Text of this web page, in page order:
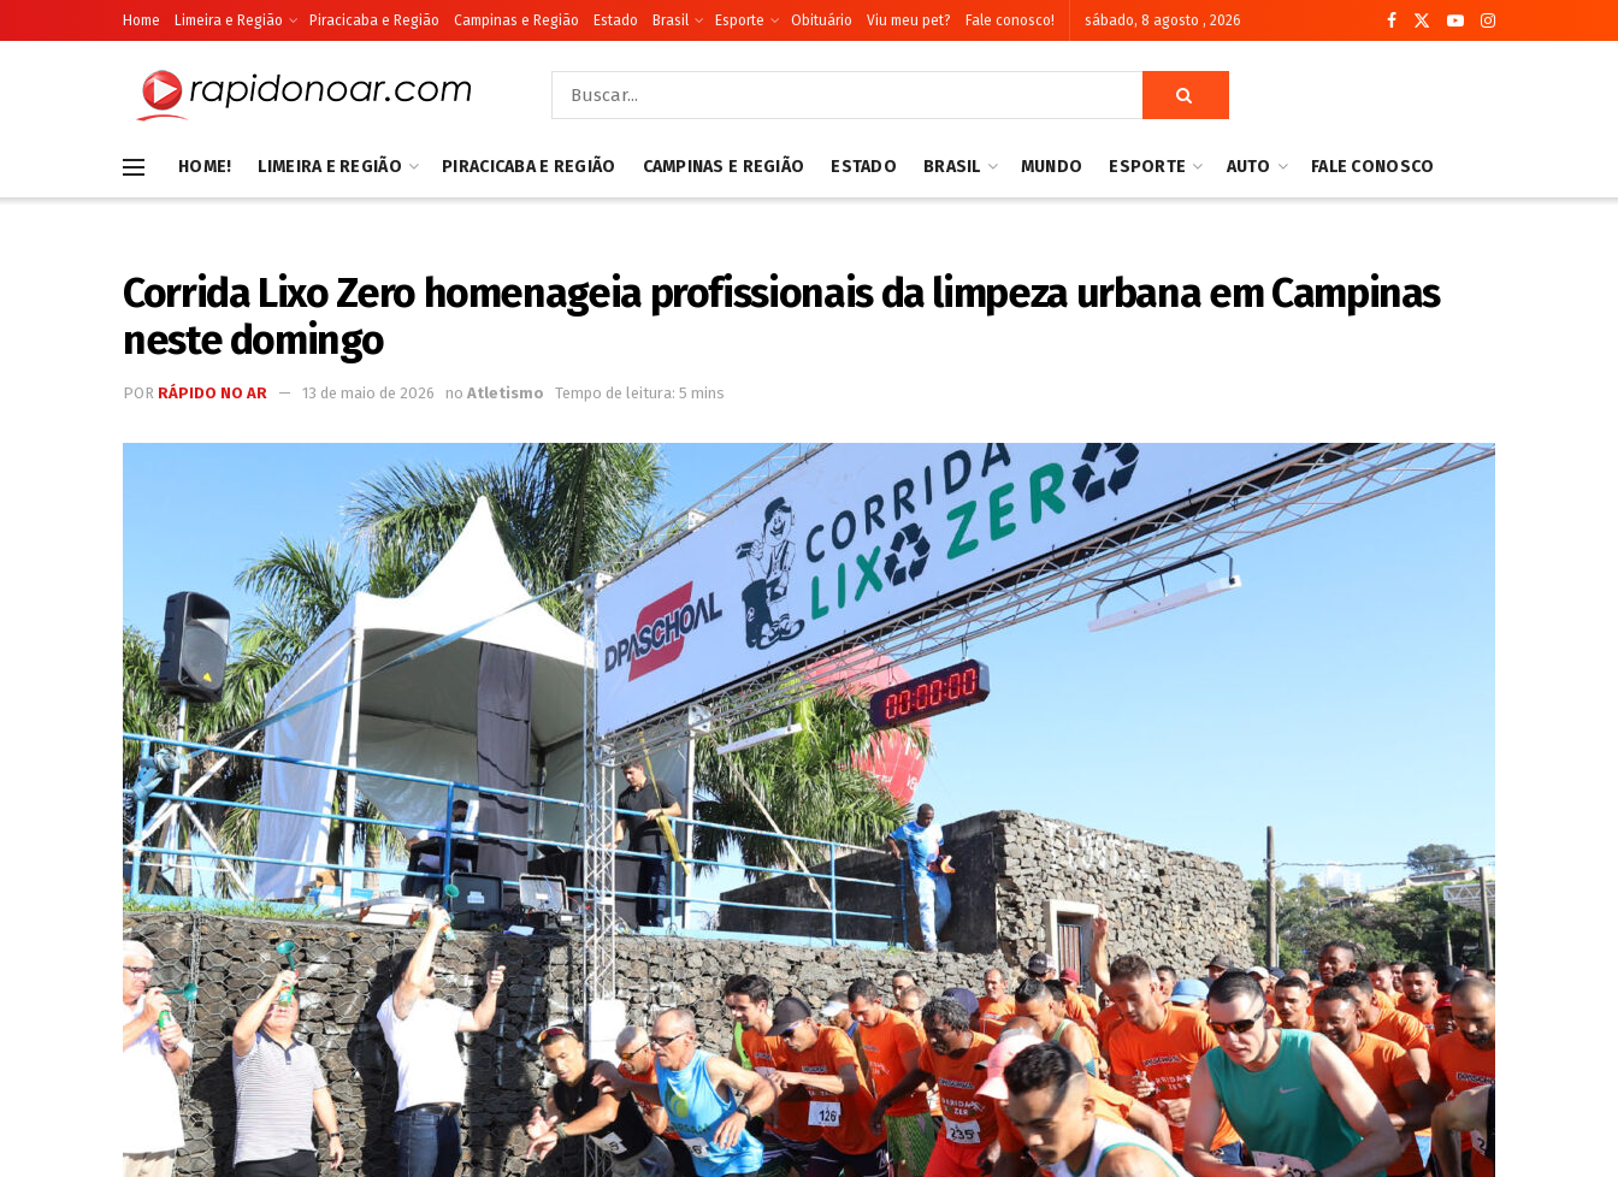
Home Limeira e Região Piracicaba e Região Campinas e Região Estado Brasil Esporte Obituário Viu meu pet? Fale conosco! sábado, 8 agosto , 2026
HOME! LIMEIRA E REGIÃO PIRACICABA E REGIÃO CAMPINAS E REGIÃO ESTADO BRASIL MUNDO ESPORTE AUTO FALE CONOSCO
Corrida Lixo Zero homenageia profissionais da limpeza urbana em Campinas
neste domingo
POR RÁPIDO NO AR 13 de maio de 2026 no Atletismo Tempo de leitura: 5 mins